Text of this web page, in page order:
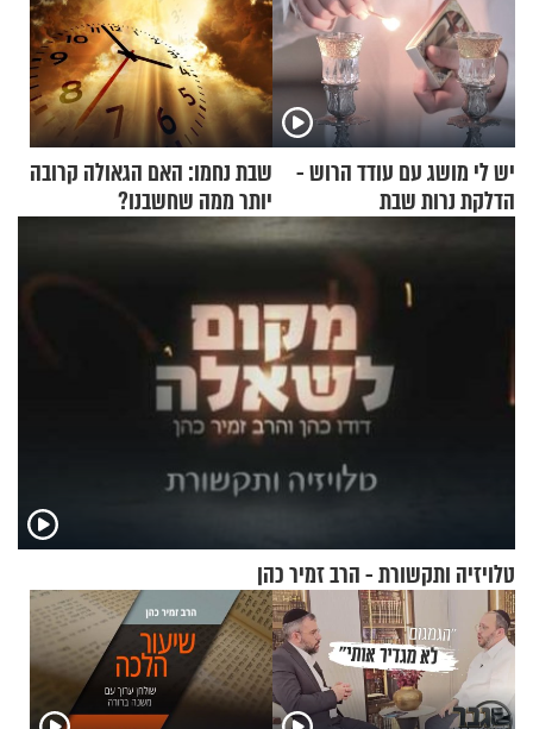
יש לי מושג עם עודד הרוש -
הדלקת נרות שבת
שבת נחמו: האם הגאולה קרובה
יותר ממה שחשבנו?
טלויזיה ותקשורת - הרב זמיר כהן